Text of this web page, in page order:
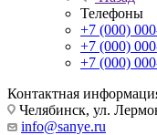
Телефоны
+7 (000)
+7 (000)
+7 (000)
Контактная
Челябинск, ул.
info@sanye.ru